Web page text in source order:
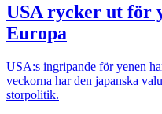
USA rycker ut för
Europa
USA:s ingripande för yenen
veckorna har den japanska
storpolitik.